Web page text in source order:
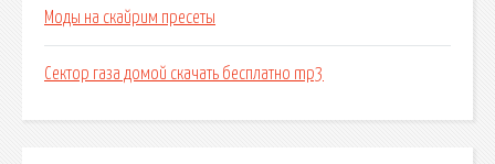
Моды на скайрим пресеты
Сектор газа домой скачать бесплатно mp3